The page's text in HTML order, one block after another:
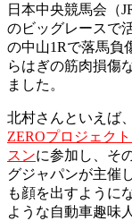
日本中央競馬会（
のビッグレースで
の中山1Rで落馬負
らはぎの筋肉損傷
ました。
北村さんといえば
ZEROプロジェク
スンに参加し、そ
グジャパンが主催
も顔を出すように
ような自動車趣味